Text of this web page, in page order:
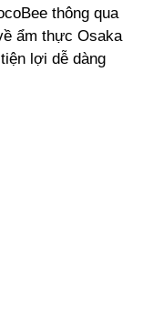
thông qua
ẩm thực Osaka
lợi dễ dàng